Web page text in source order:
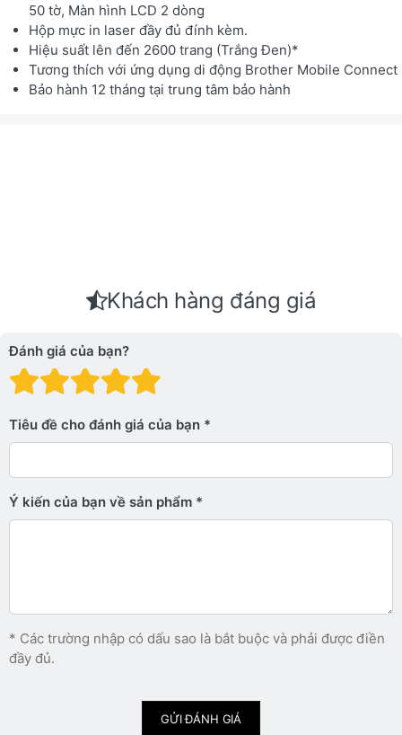
50 tờ, Màn hình LCD 2 dòng
Hộp mực in laser đầy đủ đính kèm.
Hiệu suất lên đến 2600 trang (Trắng Đen)*
Tương thích với ứng dụng di động Brother Mobile Connect
Bảo hành 12 tháng tại trung tâm bảo hành
Khách hàng đáng giá
Đánh giá của bạn?
Đánh giá: 4 trên 5
Đánh giá: 3 trên 5 sao.
Đánh giá: 2 trên 5 sao.
Đánh giá: 1 trên 5 sao. Xấu
Tiêu đề cho đánh giá của bạn
Ý kiến ​​của bạn về sản phẩm
* Các trường nhập có dấu sao là bắt buộc và phải được điền
đầy đủ.
GỬI ĐÁNH GIÁ